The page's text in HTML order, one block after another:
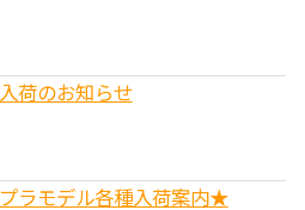
荷のお知らせ
ラモデル各種入荷案内★